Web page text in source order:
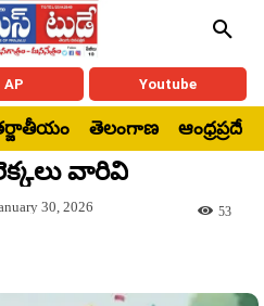
AP Youtube
తెలంగాణ ఆంధ్రప్రదేశ్
వారివి
30, 2026 53